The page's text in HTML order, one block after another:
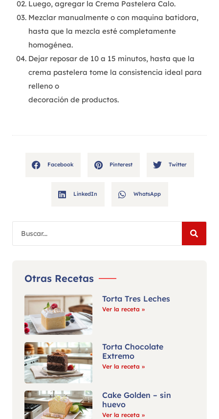
Luego, agregar la Crema Pastelera Calo.
Mezclar manualmente o con maquina batidora,
hasta que la mezcla esté completamente
homogénea.
Dejar reposar de 10 a 15 minutos, hasta que la
crema pastelera tome la consistencia ideal para
relleno o
decoración de productos.
Facebook Pinterest Twitter
LinkedIn WhatsApp
Otras Recetas
Torta Tres Leches
Ver la receta »
Torta Chocolate
Extremo
Ver la receta »
Cake Golden – sin
huevo
Ver la receta »